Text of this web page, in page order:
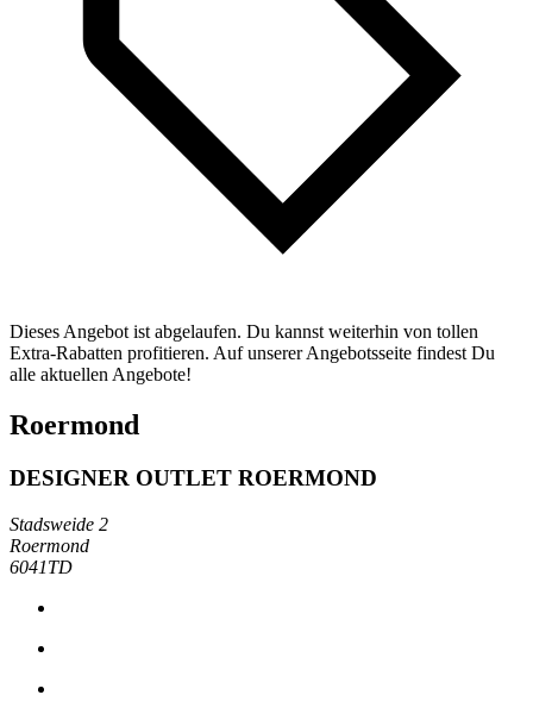
Dieses Angebot ist abgelaufen. Du kannst weiterhin von tollen
Extra-Rabatten profitieren. Auf unserer Angebotsseite findest Du
alle aktuellen Angebote!
Roermond
DESIGNER OUTLET ROERMOND
Stadsweide 2
Roermond
6041TD